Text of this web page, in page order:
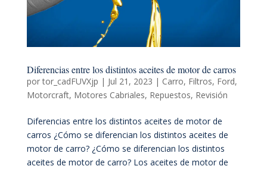
Diferencias entre los distintos aceites de motor de carros
portor_cadFUVXjp | Jul 21, 2023 | Carro, Filtros, Ford,
Motorcraft, Motores Cabriales, Repuestos, Revisión
Diferencias entre los distintos aceites de motor de
carros ¿Cómo se diferencian los distintos aceites de
motor de carro? ¿Cómo se diferencian los distintos
aceites de motor de carro? Los aceites de motor de